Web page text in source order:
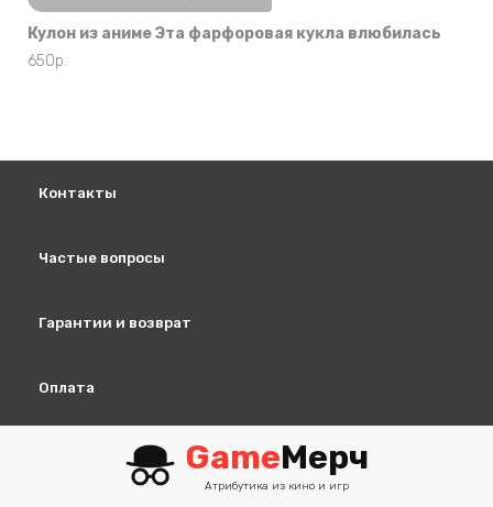
Кулон из аниме Эта фарфоровая кукла влюбилась
650р.
Контакты
Частые вопросы
Гарантии и возврат
Оплата
GameМерч
Атрибутика из кино и игр